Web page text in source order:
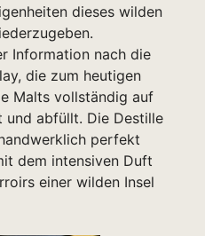
dieses wilden
Information nach die
die zum heutigen
Malts vollständig auf
abfüllt. Die Destille
perfekt
dem intensiven Duft
einer wilden Insel